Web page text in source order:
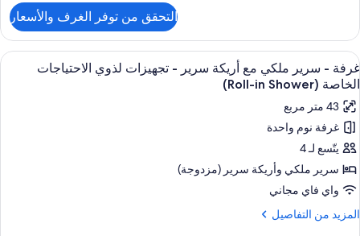
غرفة
(2
Queen
Beds
Sofa
Bed)
التحقق من توفر الغرف والأسعار
استعراض
جميع
صور
غرفة
-
سرير
ملكي
مع
أريكة
سرير
خزنة داخل الغرفة ومكتب ومساحة عمل
6
غرفة - سرير ملكي مع أريكة سرير - تجهيزات لذوي الاحتياجات
الخاصة (Roll-in Shower)
43 متر مربع
غرفة نوم واحدة
يتّسع لـ 4
سرير ملكي‫‬ وأريكة سرير (مزدوجة)
واي فاي مجاني
المزيد من التفاصيل
المزيد